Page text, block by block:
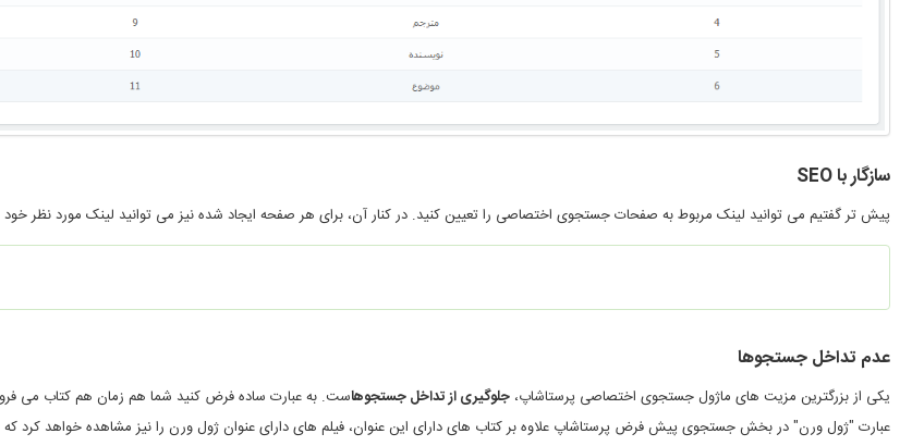
سازگار با SEO
پیش تر گفتیم می توانید لینک مربوط به صفحات جستجوی اختصاصی را تعیین کنید. در کنار آن، برای هر صفحه ایجاد شده نیز می توانید لینک مورد نظر
عدم تداخل جستجوها
یکی از بزرگترین مزیت های ماژول جستجوی اختصاصی پرستاشاپ، جلوگیری از تداخل جستجوهاست. به عبارت ساده فرض کنید شما هم زمان هم کتاب می
عبارت "ژول ورن" در بخش جستجوی پیش فرض پرستاشاپ علاوه بر کتاب های دارای این عنوان، فیلم های دارای عنوان ژول ورن را نیز مشاهده خواهد کرد که